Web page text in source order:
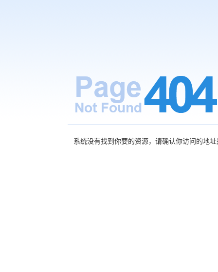
系统没有找到你要的资源，请确认你访问的地